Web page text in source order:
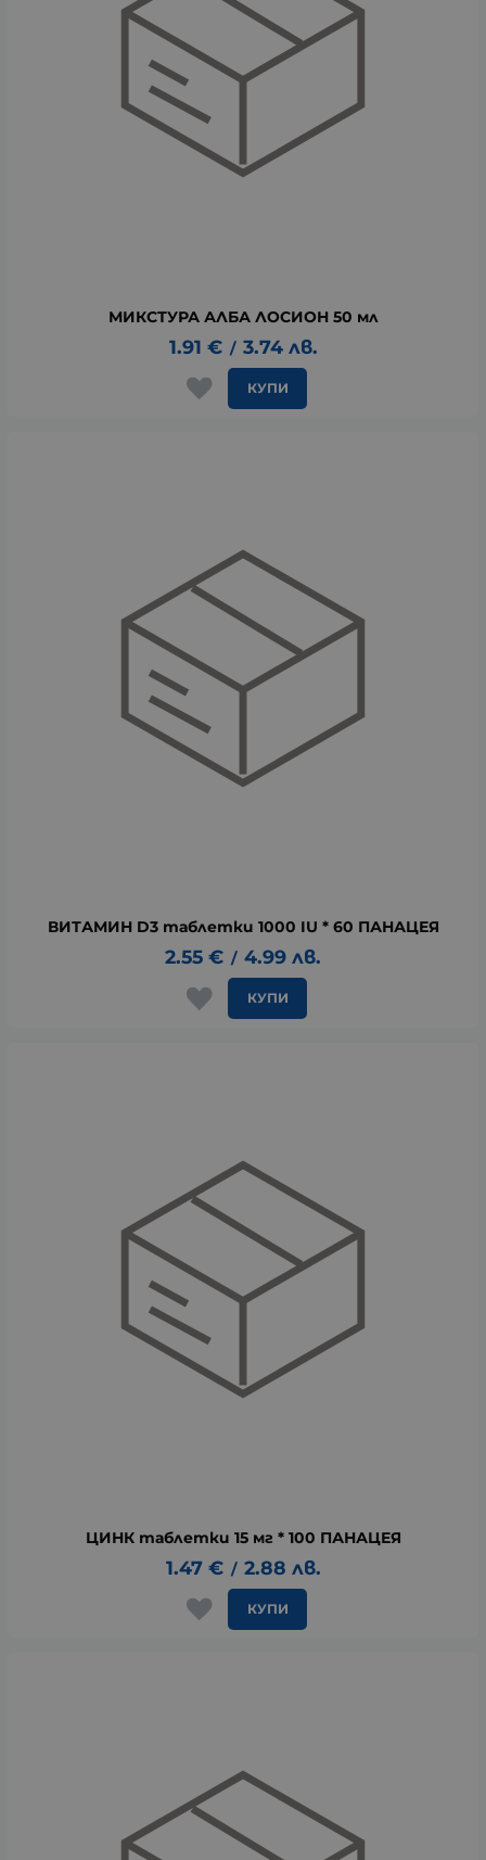
МИКСТУРА АЛБА ЛОСИОН 50 мл
1.91 € / 3.74 лв.
КУПИ
ВИТАМИН D3 таблетки 1000 IU * 60 ПАНАЦЕЯ
2.55 € / 4.99 лв.
КУПИ
ЦИНК таблетки 15 мг * 100 ПАНАЦЕЯ
1.47 € / 2.88 лв.
КУПИ